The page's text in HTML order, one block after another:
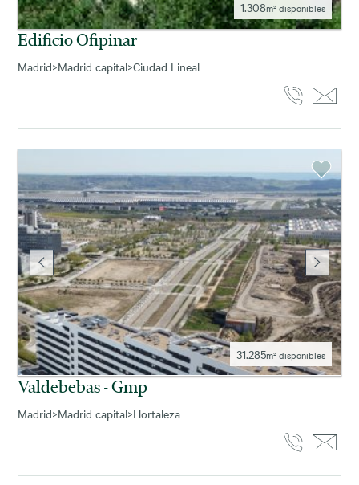
1.308m² disponibles
Edificio Ofipinar
Madrid>Madrid capital>Ciudad Lineal
31.285m² disponibles
Valdebebas - Gmp
Madrid>Madrid capital>Hortaleza